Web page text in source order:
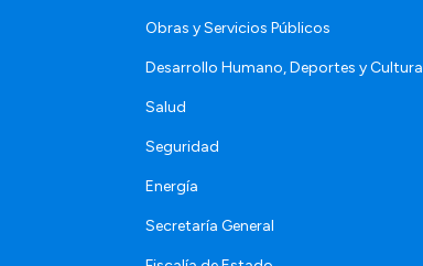
Obras y Servicios Públicos
Desarrollo Humano, Deportes y Cultura
Salud
Seguridad
Energía
Secretaría General